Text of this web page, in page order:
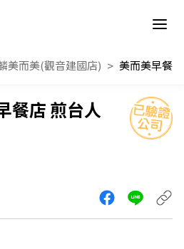
美而美(觀音建國店) 美而美早餐
餐店 煎台人